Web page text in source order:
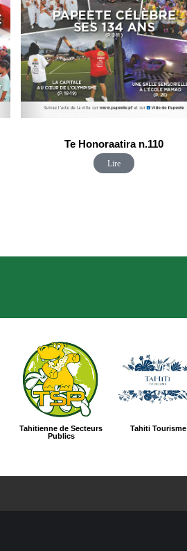
Te Honoraatira n.110
Lire
Tahitienne de Secteurs
Publics
Tahiti Tourisme